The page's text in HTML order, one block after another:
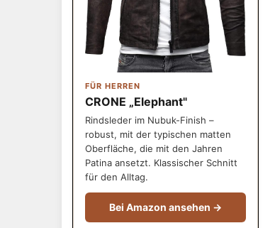
FÜR HERREN
CRONE „Elephant"
Rindsleder im Nubuk-Finish –
robust, mit der typischen matten
Oberfläche, die mit den Jahren
Patina ansetzt. Klassischer Schnitt
für den Alltag.
Bei Amazon ansehen →